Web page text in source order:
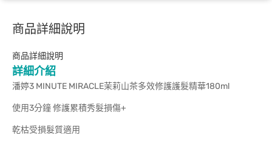
商品詳細說明
商品詳細說明
詳細介紹
潘婷3 MINUTE MIRACLE茉莉山茶多效修護護髮精華180ml
使用3分鐘 修護累積秀髮損傷+
乾枯受損髮質適用